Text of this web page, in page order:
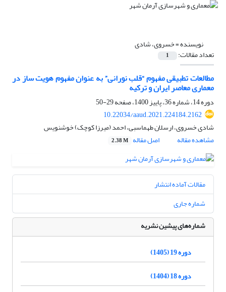
نویسنده =خسروی، شادی
تعداد مقالات: 1
مطالعات تطبیقی مفهوم “قلب نورانی” به عنوان مفهوم هویت ساز در
معماری معاصر ایران و ترکیه
دوره 14، شماره 36، پاییز 1400، صفحه
29-50
10.22034/aaud.2021.224184.2162
شادی خسروی، ارسلان طهماسبی، احمد (میرزا کوچک) خوشنویس
مشاهده مقاله
اصل مقاله 2.38 M
مقالات آماده انتشار
شماره جاری
شماره‌های پیشین نشریه
دوره 19 (1405)
دوره 18 (1404)